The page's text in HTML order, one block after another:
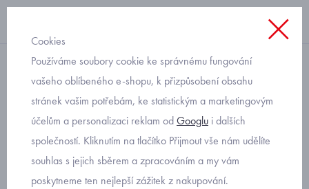
s krátkým rukávem
chlapecké tričko surf
Mayoral Nukutavake 6004-
41
Cookies
Používáme soubory cookie ke správnému fungování
vašeho oblíbeného e-shopu, k přizpůsobení obsahu
stránek vašim potřebám, ke statistickým a marketingovým
účelům a personalizaci reklam odGooglu i dalších
společností. Kliknutím na tlačítko Přijmout vše nám udělíte
souhlas s jejich sběrem a zpracováním a my vám
poskytneme ten nejlepší zážitek z nakupování.